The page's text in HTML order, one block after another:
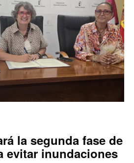
la segunda fase de
evitar inundaciones